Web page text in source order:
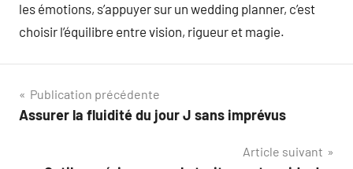
les émotions, s’appuyer sur un wedding planner, c’est
choisir l’équilibre entre vision, rigueur et magie.
Navigation
de
Publication précédente
Assurer la fluidité du jour J sans imprévus
Article suivant